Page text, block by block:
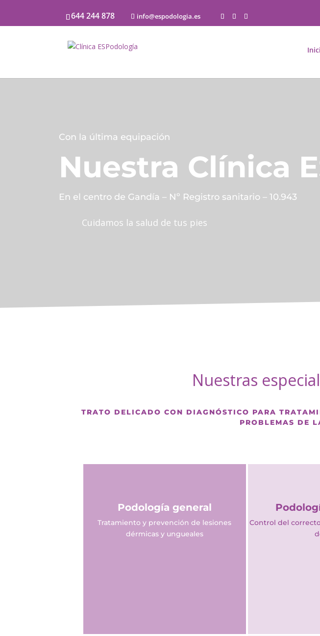
644 244 878 info@espodologia.es
Con la última equipación
Nuestra Clínica
En el centro de Gandía – Nº Registro sanitario – 10.943
Cuidamos la salud de tus pies
Nuestras
TRATO DELICADO CON DIAGNÓSTICO PARA
PROBLEMAS DE
Podología general
Tratamiento y prevención de lesiones
dérmicas y ungueales
Control del